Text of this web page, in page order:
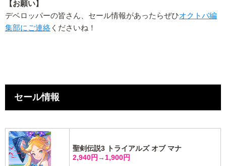
【お願い】
デベロッパーの皆さん、セール情報があったらぜひオクトバ編
集部にご連絡 くださいね！
セール情報
聖剣伝説3 トライアルズ オブ マナ
2,940円→1,900円